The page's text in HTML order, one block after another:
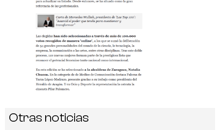
Otras noticias